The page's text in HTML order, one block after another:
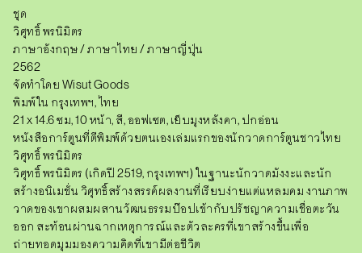
ชุด
วิศุทธิ์ พรนิมิตร
ภาษาอังกฤษ / ภาษาไทย / ภาษาญี่ปุ่น
2562
จัดทำโดย Wisut Goods
พิมพ์ใน กรุงเทพฯ, ไทย
21 x 14.6 ซม, 10 หน้า, สี, ออฟเซต, เย็บมุงหลังคา, ปกอ่อน
หนังสือการ์ตูนที่ตีพิมพ์ด้วยตนเองเล่มแรกของนักวาดการ์ตูนชาวไทย
วิศุทธิ์ พรนิมิตร
วิศุทธิ์ พรนิมิตร (เกิดปี 2519, กรุงเทพฯ) ในฐานะนักวาดมังงะและนัก
สร้างอนิเมชั่น วิศุทธิ์สร้างสรรค์ผลงานที่เรียบง่ายแต่แหลมคม งานภาพ
วาดของเขาผสมผสานวัฒนธรรมป๊อปเข้ากับปรัชญาความเชื่อตะวัน
ออก สะท้อนผ่านฉากเหตุการณ์และตัวละครที่เขาสร้างขึ้นเพื่อ
ถ่ายทอดมุมมองความคิดที่เขามีต่อชีวิต